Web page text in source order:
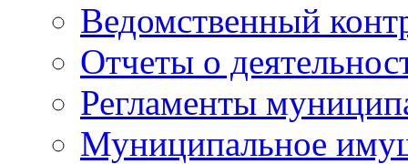
Ведомственный
Отчеты о
Регламенты
Муниципальное